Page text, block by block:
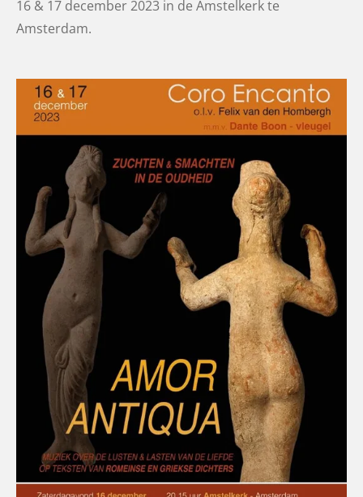
16 & 17 december 2023 in de Amstelkerk te
Amsterdam.